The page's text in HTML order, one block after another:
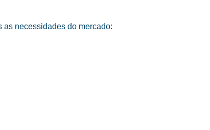
as necessidades do mercado: